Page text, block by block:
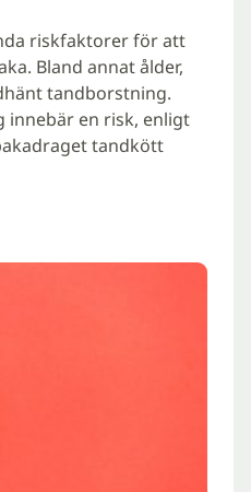
riskfaktorer för att
Bland annat ålder,
tandborstning.
innebär en risk, enligt
tandkött